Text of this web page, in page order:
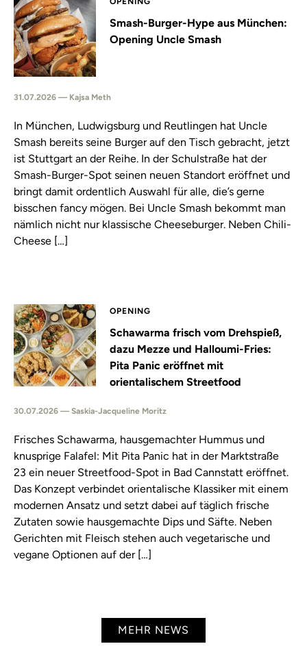
Smash-Burger-Hype aus München:
Opening Uncle Smash
31.07.2026 — Kajsa Meth
In München, Ludwigsburg und Reutlingen hat Uncle
Smash bereits seine Burger auf den Tisch gebracht, jetzt
ist Stuttgart an der Reihe. In der Schulstraße hat der
Smash-Burger-Spot seinen neuen Standort eröffnet und
bringt damit ordentlich Auswahl für alle, die’s gerne
bisschen fancy mögen. Bei Uncle Smash bekommt man
nämlich nicht nur klassische Cheeseburger. Neben Chili-
Cheese […]
OPENING
Schawarma frisch vom Drehspieß,
dazu Mezze und Halloumi-Fries:
Pita Panic eröffnet mit
orientalischem Streetfood
30.07.2026 — Saskia-Jacqueline Moritz
Frisches Schawarma, hausgemachter Hummus und
knusprige Falafel: Mit Pita Panic hat in der Marktstraße
23 ein neuer Streetfood-Spot in Bad Cannstatt eröffnet.
Das Konzept verbindet orientalische Klassiker mit einem
modernen Ansatz und setzt dabei auf täglich frische
Zutaten sowie hausgemachte Dips und Säfte. Neben
Gerichten mit Fleisch stehen auch vegetarische und
vegane Optionen auf der […]
MEHR NEWS